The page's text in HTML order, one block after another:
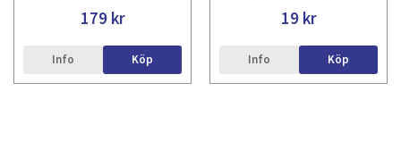
179 kr
Info Köp
19 kr
Info Köp